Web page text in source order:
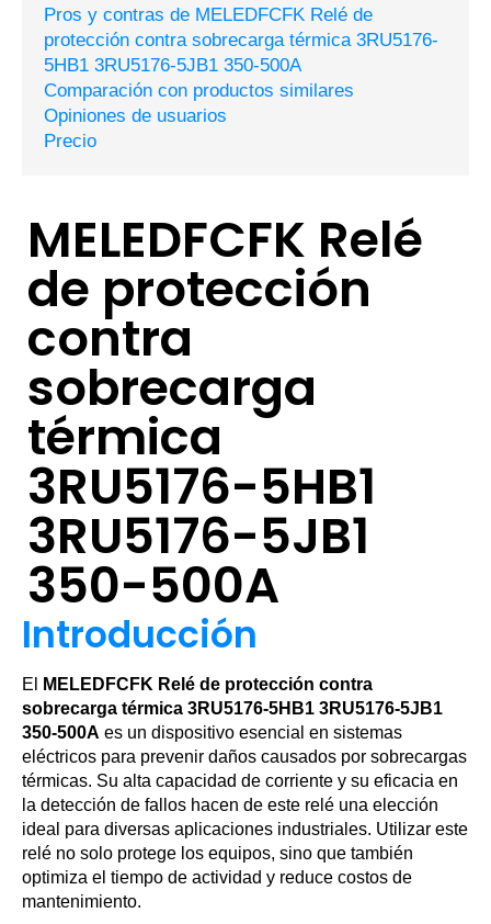
Pros y contras de MELEDFCFK Relé de
protección contra sobrecarga térmica 3RU5176-
5HB1 3RU5176-5JB1 350-500A
Comparación con productos similares
Opiniones de usuarios
Precio
MELEDFCFK Relé
de protección
contra
sobrecarga
térmica
3RU5176-5HB1
3RU5176-5JB1
350-500A
Introducción
El
MELEDFCFK Relé de protección contra
sobrecarga térmica 3RU5176-5HB1 3RU5176-5JB1
350-500A es un dispositivo esencial en sistemas
eléctricos para prevenir daños causados por sobrecargas
térmicas. Su alta capacidad de corriente y su eficacia en
la detección de fallos hacen de este relé una elección
ideal para diversas aplicaciones industriales. Utilizar este
relé no solo protege los equipos, sino que también
optimiza el tiempo de actividad y reduce costos de
mantenimiento.